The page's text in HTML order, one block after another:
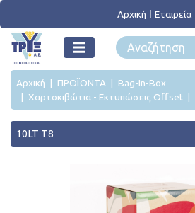
Αρχική Εταιρεία
Αρχική ΠΡΟΪΟΝΤΑ
Bag-In-Box
Χαρτοκιβώτια - Εκτυπώσεις Offset
10LT T8